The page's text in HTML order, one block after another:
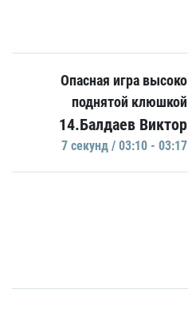
Опасная игра высоко
поднятой клюшкой
14.Балдаев Виктор
7 секунд / 03:10 - 03:17